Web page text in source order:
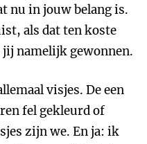
nu in jouw belang is.
als dat ten koste
jij namelijk gewonnen.
visjes. De een
fel gekleurd of
zijn we. En ja: ik